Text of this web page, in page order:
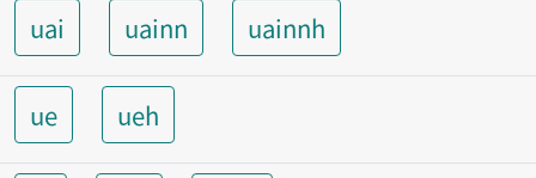
uai uainn uainnh
ue ueh